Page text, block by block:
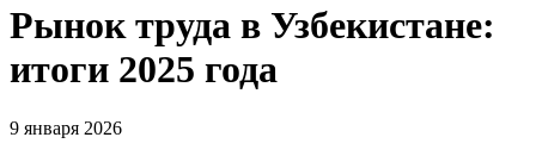
Рынок труда в Узбекистане:
итоги 2025 года
9 января 2026